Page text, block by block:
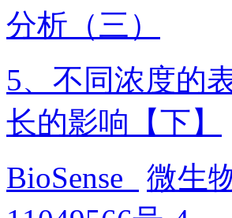
分析（三）
5、不同浓度的
长的影响【下】
BioSense
微生